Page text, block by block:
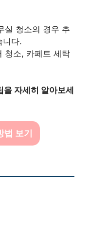
실 청소의 경우 추
니다.
청소, 카페트 세탁
자세히 알아보세
보기